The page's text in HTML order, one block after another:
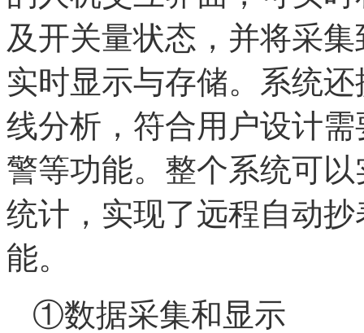
及开关量状态，并将采
实时显示与存储。系统
线分析，符合用户设计
警等功能。整个系统可
统计，实现了远程自动
能。
①数据采集和显示